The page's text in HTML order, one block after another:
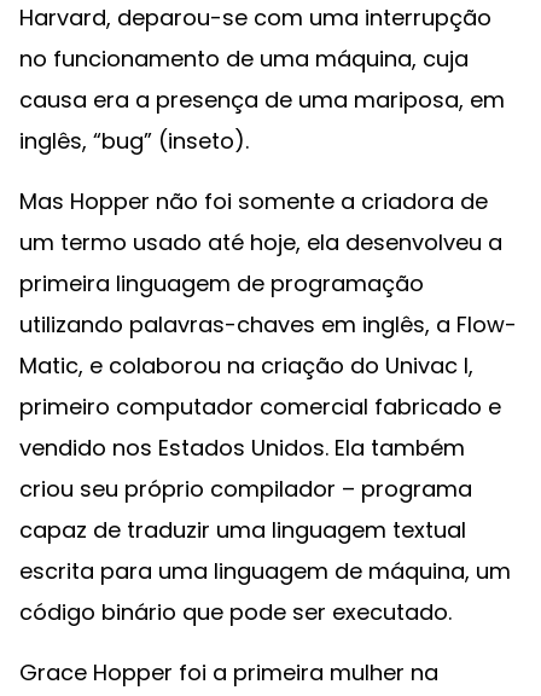
Harvard, deparou-se com uma interrupção
no funcionamento de uma máquina, cuja
causa era a presença de uma mariposa, em
inglês, “bug” (inseto).
Mas Hopper não foi somente a criadora de
um termo usado até hoje, ela desenvolveu a
primeira linguagem de programação
utilizando palavras-chaves em inglês, a Flow-
Matic, e colaborou na criação do Univac I,
primeiro computador comercial fabricado e
vendido nos Estados Unidos. Ela também
criou seu próprio compilador – programa
capaz de traduzir uma linguagem textual
escrita para uma linguagem de máquina, um
código binário que pode ser executado.
Grace Hopper foi a primeira mulher na